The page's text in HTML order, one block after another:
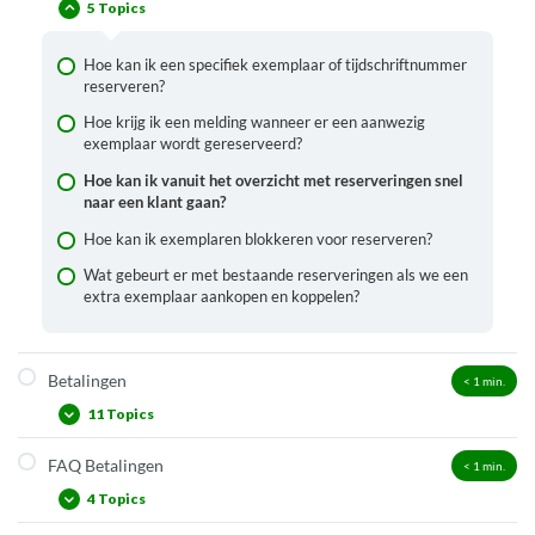
Hoe kan je een afwijkende inleverdatum geven aan een
lener, klas of instelling?
Hoe stel ik andere uitleenmethodes voor de vakantie in?
Alle uitgeleende werken van één klant (incl. klas, instelling,
administratieve pas) in bulk innemen
Wat is er aan de hand als je de foutmelding “Niet akkoord:
Exemplaar is niet uitleenbaar, geen reglement gevonden”
Het reserveerscherm
Overzichten van reserveringen
Welke opties voor reserveren kan de servicedesk
instellen?
Magazijnreserveringen en -aanvragen
5 Topics
Hoe kan ik een specifiek exemplaar of tijdschriftnummer
reserveren?
Hoe krijg ik een melding wanneer er een aanwezig
exemplaar wordt gereserveerd?
Hoe kan ik vanuit het overzicht met reserveringen snel
naar een klant gaan?
Hoe kan ik exemplaren blokkeren voor reserveren?
Wat gebeurt er met bestaande reserveringen als we een
extra exemplaar aankopen en koppelen?
Betalingen < 1 min.
11 Topics
Kosten afrekenen of registreren voor latere betaling
Kosten kwijtschelden
FAQ Betalingen < 1 min.
4 Topics